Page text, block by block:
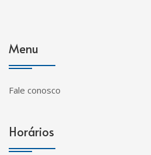
Menu
Fale conosco
Horários